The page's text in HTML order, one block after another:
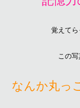
覚えてら
この
なんか丸っ